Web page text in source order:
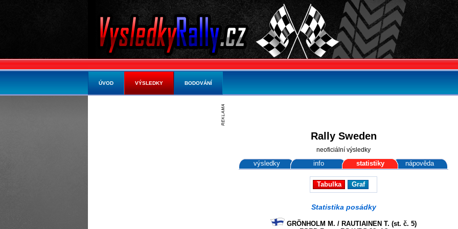
Rally Sweden
neoficiální výsledky
výsledky info statistiky nápověda
Tabulka Graf
Statistika posádky
GRÖNHOLM M. / RAUTIAINEN T. (st. č. 5)
ÚVOD VÝSLEDKY BODOVÁNÍ